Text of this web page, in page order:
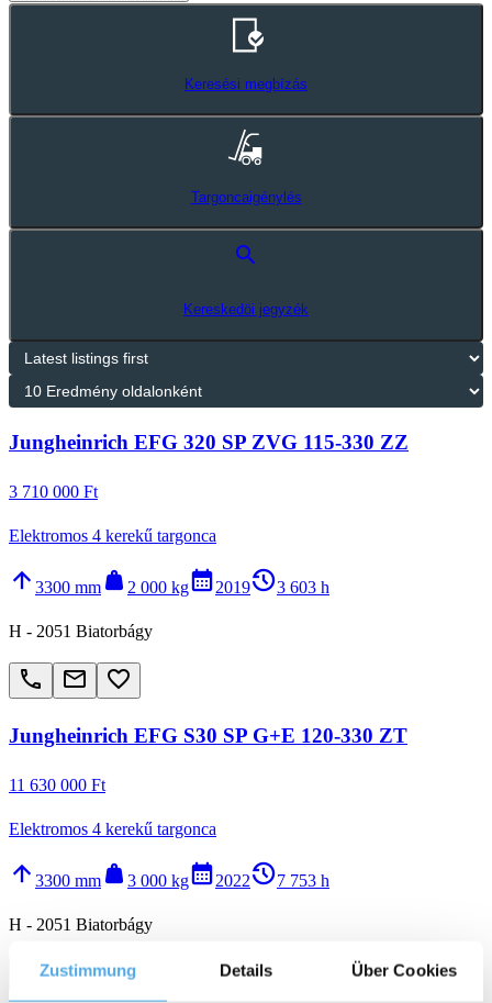
Zustimmung Details Über Cookies
Keresési megbízás
Targoncaigénylés
search
Kereskedöi jegyzék
Jungheinrich EFG 320 SP ZVG 115-330 ZZ
3 710 000 Ft
Elektromos 4 kerekű targonca
arrow_upward 3300 mm weight 2 000 kgcalendar_month2019history_23 603 h
H - 2051 Biatorbágy
call email favorite_border
Jungheinrich EFG S30 SP G+E 120-330 ZT
11 630 000 Ft
Elektromos 4 kerekű targonca
arrow_upward 3300 mm weight 3 000 kgcalendar_month2022history_27 753 h
H - 2051 Biatorbágy
call email favorite_border